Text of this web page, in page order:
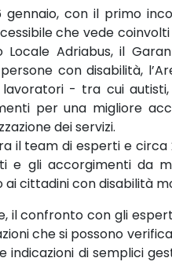
gennaio, con il primo
che vede coinvolti
Locale Adriabus, il
con disabilità,
- tra cui
per una migliore
dei servizi.
il team di esperti e circa
e gli accorgimenti da
cittadini con disabilità
il confronto con gli
che si possono
indicazioni di semplici